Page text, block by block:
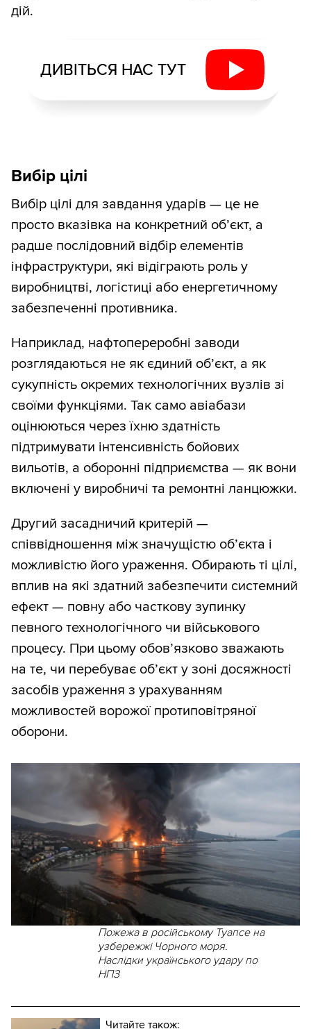
дій.
ДИВІТЬСЯ НАС ТУТ
Вибір цілі
Вибір цілі для завдання ударів — це не
просто вказівка на конкретний об’єкт, а
радше послідовний відбір елементів
інфраструктури, які відіграють роль у
виробництві, логістиці або енергетичному
забезпеченні противника.
Наприклад, нафтопереробні заводи
розглядаються не як єдиний об’єкт, а як
сукупність окремих технологічних вузлів зі
своїми функціями. Так само авіабази
оцінюються через їхню здатність
підтримувати інтенсивність бойових
вильотів, а оборонні підприємства — як вони
включені у виробничі та ремонтні ланцюжки.
Другий засадничий критерій —
співвідношення між значущістю об’єкта і
можливістю його ураження. Обирають ті цілі,
вплив на які здатний забезпечити системний
ефект — повну або часткову зупинку
певного технологічного чи військового
процесу. При цьому обов’язково зважають
на те, чи перебуває об’єкт у зоні досяжності
засобів ураження з урахуванням
можливостей ворожої протиповітряної
оборони.
Пожежа в російському Туапсе на
узбережжі Чорного моря.
Наслідки українського удару по
НПЗ
Читайте також: